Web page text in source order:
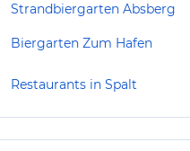
Strandbiergarten Absberg
Biergarten Zum Hafen
Restaurants in Spalt